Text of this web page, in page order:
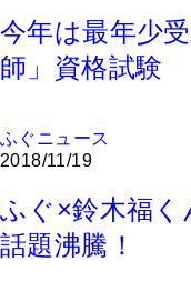
今年は最年少
師」資格試験
ふぐニュース
2018/11/19
ふぐ×鈴木福
話題沸騰！